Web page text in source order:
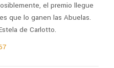
el premio llegue
que lo ganen las Abuelas.
de Carlotto.